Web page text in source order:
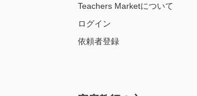
Teachers Marketについて
ログイン
依頼者登録